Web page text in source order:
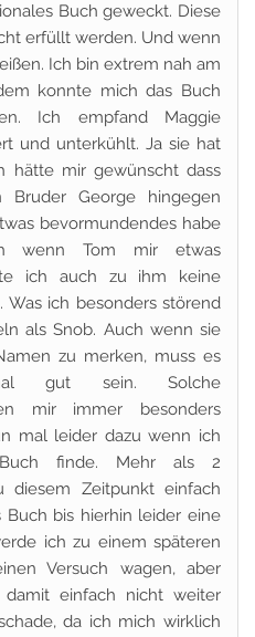
Buch geweckt. Diese
erfüllt werden. Und wenn
Ich bin extrem nah am
konnte mich das Buch
Ich empfand Maggie
und unterkühlt. Ja sie hat
hätte mir gewünscht dass
Bruder George hingegen
bevormundendes habe
wenn Tom mir etwas
ich auch zu ihm keine
Was ich besonders störend
als Snob. Auch wenn sie
zu merken, muss es
gut sein. Solche
mir immer besonders
mal leider dazu wenn ich
finde. Mehr als 2
diesem Zeitpunkt einfach
bis hierhin leider eine
ich zu einem späteren
Versuch wagen, aber
einfach nicht weiter
da ich mich wirklich